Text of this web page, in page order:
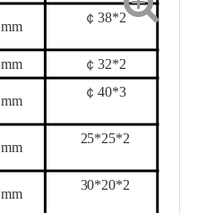
mm
￠38*2
mm ￠ 32*2
mm
￠40*3
mm
25*25*2
mm
30*20*2